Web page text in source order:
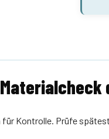
Kontrolle. Prüfe